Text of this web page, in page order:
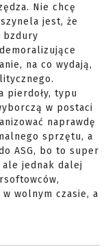
Nie chcę
jest, że
bzdury
na co wydają,
pierdoły, typu
w postaci
naprawdę
sprzętu, a
ASG, bo to super
jednak dalej
wolnym czasie, a